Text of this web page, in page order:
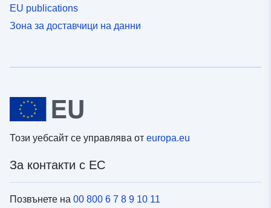
размер и капацитет, където строителството е
възможно при условия на разполагане и гъстота.
EU publications
Зона за доставчици на данни
Този уебсайт се управлява от europa.eu
За контакти с ЕС
Позвънете на 00 800 6 7 8 9 10 11